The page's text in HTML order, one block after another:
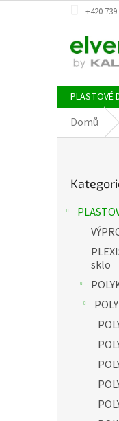
na
+420
PLASTOVÉ
Domů
kategorie
sklo